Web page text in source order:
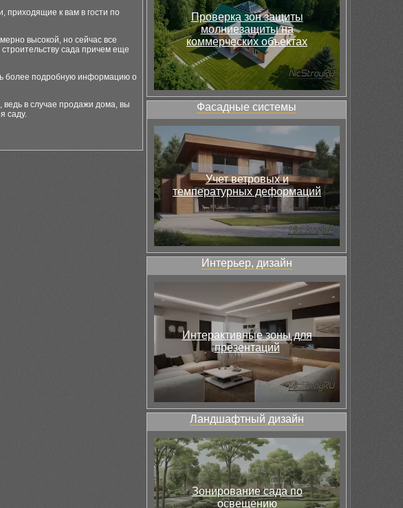
приходящие к вам в гости по
высокой, но сейчас все
сада причем еще
более подробную информацию о
ведь в случае продажи дома, вы
саду.
Проверка зон защиты
молниезащиты на
коммерческих объектах
Фасадные системы
Учет ветровых и
температурных деформаций
Интерьер, дизайн
Интерактивные зоны для
презентаций
Ландшафтный дизайн
Зонирование сада по
освещению